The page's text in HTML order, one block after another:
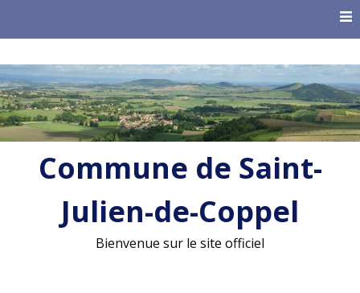
Commune de Saint-
Julien-de-Coppel
Bienvenue sur le site officiel